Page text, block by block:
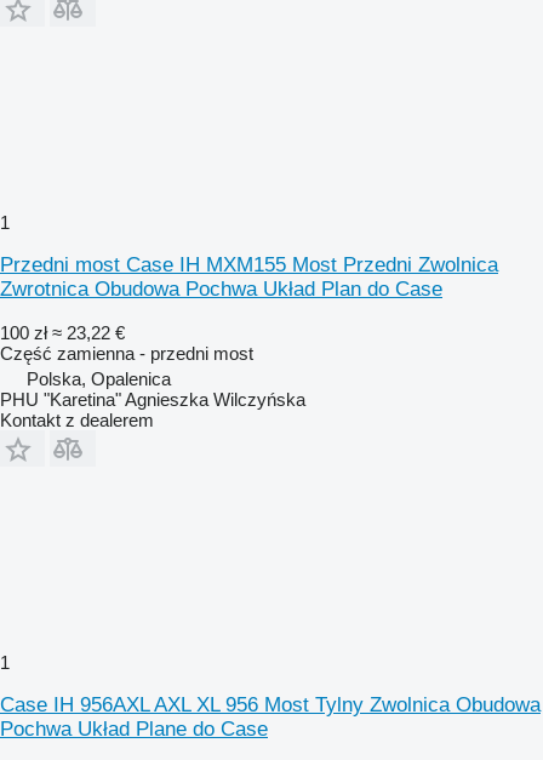
1
Przedni most Case IH MXM155 Most Przedni Zwolnica
Zwrotnica Obudowa Pochwa Układ Plan do Case
100 zł ≈ 23,22 €
Część zamienna - przedni most
Polska, Opalenica
PHU "Karetina" Agnieszka Wilczyńska
Kontakt z dealerem
1
Case IH 956AXL AXL XL 956 Most Tylny Zwolnica Obudowa
Pochwa Układ Plane do Case